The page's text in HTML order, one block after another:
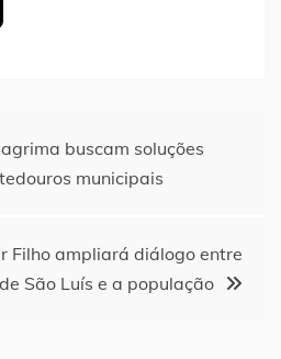
buscam soluções
municipais
Filho ampliará diálogo entre
São Luís e a população